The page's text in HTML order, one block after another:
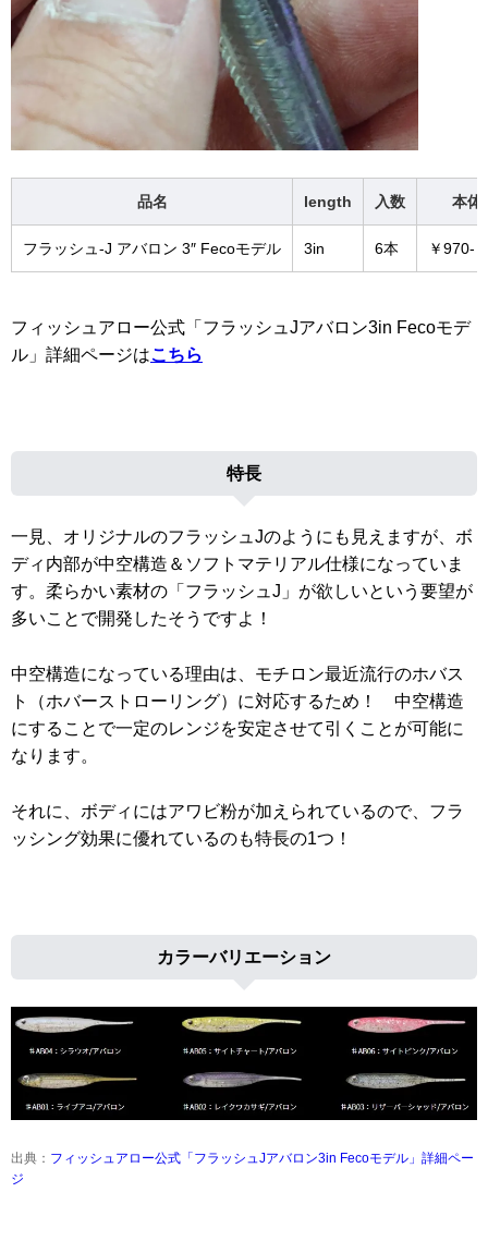
品名 length 入数 本体
フラッシュ-J アバロン 3″ Fecoモデル 3in 6本 ￥970-
フィッシュアロー公式「フラッシュJアバロン3in Fecoモデ
ル」詳細ページはこちら
特長
一見、オリジナルのフラッシュJのようにも見えますが、ボ
ディ内部が中空構造＆ソフトマテリアル仕様になっていま
す。柔らかい素材の「フラッシュJ」が欲しいという要望が
多いことで開発したそうですよ！
中空構造になっている理由は、モチロン最近流行のホバス
ト（ホバーストローリング）に対応するため！ 中空構造
にすることで一定のレンジを安定させて引くことが可能に
なります。
それに、ボディにはアワビ粉が加えられているので、フラ
ッシング効果に優れているのも特長の1つ！
カラーバリエーション
出典： フィッシュアロー公式「フラッシュJアバロン3in Fecoモデル」詳細ペー
ジ